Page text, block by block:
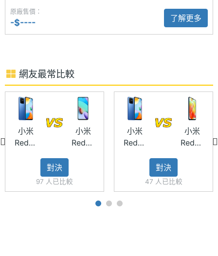
◎ 5,000mAh 電量
◎ 採用 USB Type-C 規格，支援 18W 快充
間
◎ 盒裝配件：10W 電源充電器、USB Type-C 數據
線、SIM 卡插針
※本文為 SOGI 手機王版權所有，未經授權不得轉載使用※
最大擴
充儲存
空間
量
顯示螢幕
主螢幕
尺寸
6.71 inch
268 ppi
原廠售價：
-$---- 了解更多
網友最常比較
小米
Redmi
小米
Redmi
對決
97 人已比較
小米
Redmi
小米
Redmi
對決
47 人已比較